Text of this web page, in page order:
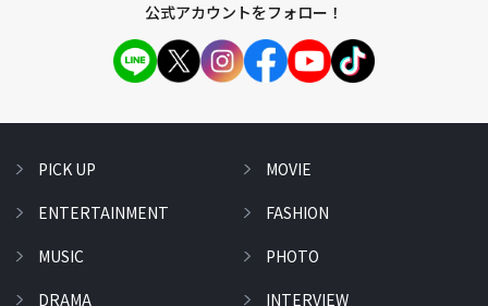
公式アカウントをフォロー！
PICK UP
ENTERTAINMENT
MUSIC
DRAMA
MOVIE
FASHION
PHOTO
INTERVIEW